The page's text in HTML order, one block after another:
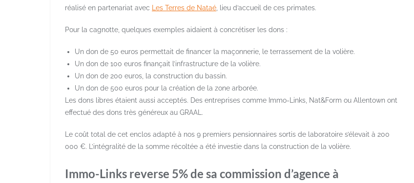
réalisé en partenariat avec Les Terres de Nataé , lieu d’accueil de ces primates.
Pour la cagnotte, quelques exemples aidaient à concrétiser les dons :
Un don de 50 euros permettait de financer la maçonnerie, le terrassement de la volière.
Un don de 100 euros finançait l’infrastructure de la volière.
Un don de 200 euros, la construction du bassin.
Un don de 500 euros pour la création de la zone arborée.
Les dons libres étaient aussi acceptés. Des entreprises comme Immo-Links, Nat&Form ou Allentown ont
effectué des dons très généreux au GRAAL.
Le coût total de cet enclos adapté à nos 9 premiers pensionnaires sortis de laboratoire s’élevait à 200
000 €. L’intégralité de la somme récoltée a été investie dans la construction de la volière.
Immo-Links reverse 5% de sa commission d’agence à